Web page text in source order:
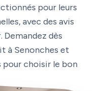
pour leurs
avec des avis
Demandez dès
à Senonches et
choisir le bon